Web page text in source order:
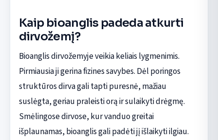
Kaip bioanglis padeda atkurti
dirvožemį?
Bioanglis dirvožemyje veikia keliais lygmenimis.
Pirmiausia ji gerina fizines savybes. Dėl poringos
struktūros dirva gali tapti puresnė, mažiau
suslėgta, geriau praleisti orą ir sulaikyti drėgmę.
Smėlingose dirvose, kur vanduo greitai
išplaunamas, bioanglis gali padėti jį išlaikyti ilgiau.